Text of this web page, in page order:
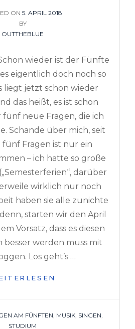
ON POSTED
ON
5. APRIL 2018
BY
OUTTHEBLUE
wieder ist der Fünfte
eigentlich doch noch so
liegt jetzt schon wieder
das heißt, es ist schon
neue Fragen, die ich
Schande über mich, seit
Fragen ist nur ein
– ich hatte so große
darüber
wirklich nur noch
haben sie alle zunichte
starten wir den April
Vorsatz, dass es diesen
besser werden muss mit
Los geht’s …
AM
AM FÜNFTEN MUSIK, SINGEN
STUDIUM